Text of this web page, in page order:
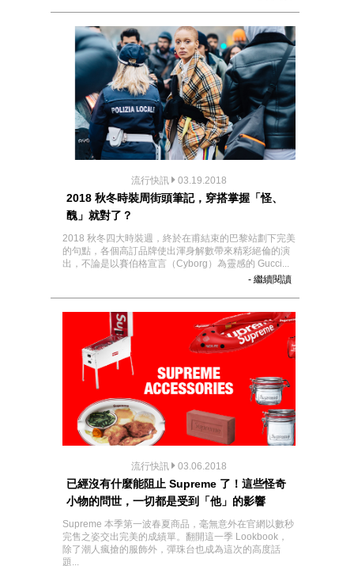
流行快訊 03.19.2018
2018 秋冬時裝周街頭筆記，穿搭掌握「怪、
醜」就對了？
2018 秋冬四大時裝週，終於在甫結束的巴黎站劃下完美
的句點，各個高訂品牌使出渾身解數帶來精彩絕倫的演
出，不論是以賽伯格宣言（Cyborg）為靈感的 Gucci...
- 繼續閱讀
流行快訊 03.06.2018
已經沒有什麼能阻止 Supreme 了！這些怪奇
小物的問世，一切都是受到「他」的影響
Supreme 本季第一波春夏商品，毫無意外在官網以數秒
完售之姿交出完美的成績單。翻開這一季 Lookbook，
除了潮人瘋搶的服飾外，彈珠台也成為這次的高度話
題...